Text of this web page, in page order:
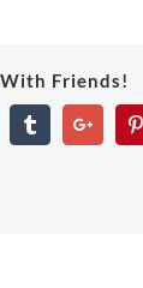
Friends!
Tumblr